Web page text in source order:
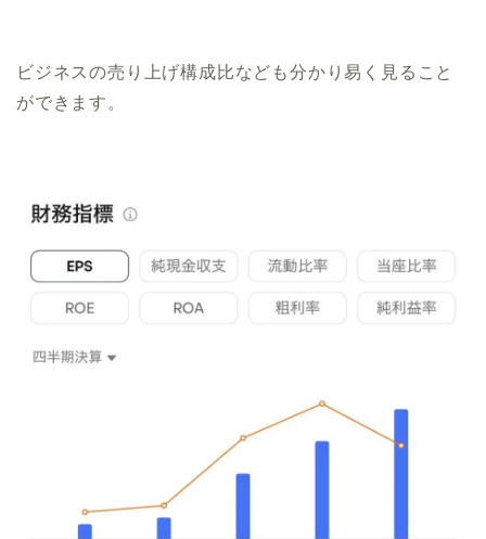
ビジネスの売り上げ構成比なども分かり易く見ること
ができます。